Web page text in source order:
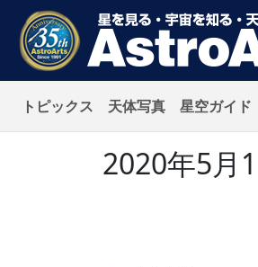
トピックス 天体写真 星空ガイド
2020年5月